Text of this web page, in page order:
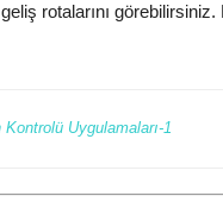
rotalarını
Uygulamaları-1